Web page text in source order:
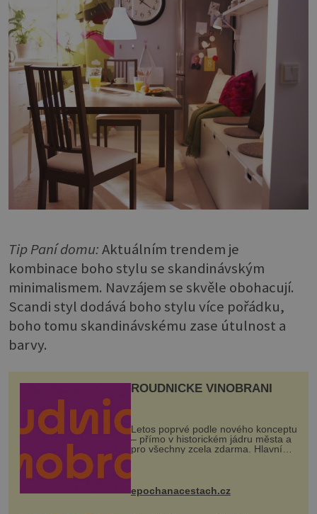
Tip Paní domu:Aktuálním trendem je
kombinace boho stylu se skandinávským
minimalismem. Navzájem se skvěle obohacují.
Scandi styl dodává boho stylu více pořádku,
boho tomu skandinávskému zase útulnost a
barvy.
ROUDNICKÉ VINOBRANÍ
Letos poprvé podle nového konceptu
– přímo v historickém jádru města a
pro všechny zcela zdarma. Hlavní
program se odehraje na Karlově a
mohou těšit na víno, burčák, pes...
epochanacestach.cz